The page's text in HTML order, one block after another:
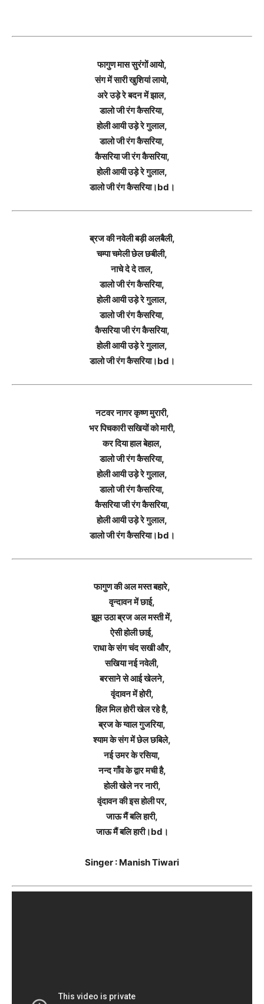
फागुण मास सुरंगों आयो,
संग में सारी खुशियां लायो,
अरे उड़े रे बदन में झाल,
डालो जी रंग कैसरिया,
होली आयी उड़े रे गुलाल,
डालो जी रंग कैसरिया,
कैसरिया जी रंग कैसरिया,
होली आयी उड़े रे गुलाल,
डालो जी रंग कैसरिया।bd।
ब्रज की नवेली बड़ी अलबैली,
चम्पा चमेली छेल छबीली,
नाचे दे दे ताल,
डालो जी रंग कैसरिया,
होली आयी उड़े रे गुलाल,
डालो जी रंग कैसरिया,
कैसरिया जी रंग कैसरिया,
होली आयी उड़े रे गुलाल,
डालो जी रंग कैसरिया।bd।
नटवर नागर कृष्ण मुरारी,
भर पिचकारी सखियों को मारी,
कर दिया हाल बेहाल,
डालो जी रंग कैसरिया,
होली आयी उड़े रे गुलाल,
डालो जी रंग कैसरिया,
कैसरिया जी रंग कैसरिया,
होली आयी उड़े रे गुलाल,
डालो जी रंग कैसरिया।bd।
फागुण की अल मस्त बहारे,
वृन्दावन में छाई,
झूम उठा ब्रज अल मस्ती में,
ऐसी होली छाई,
राधा के संग चंद सखी और,
सखिया नई नवेली,
बरसाने से आई खेलने,
वृंदावन में होरी,
हिल मिल होरी खेल रहे है,
ब्रज के ग्वाल गुजरिया,
श्याम के संग में छेल छबिले,
नई उमर के रसिया,
नन्द गाँव के द्वार मची है,
होली खेले नर नारी,
वृंदावन की इस होली पर,
जाऊ मैं बलि हारी,
जाऊ मैं बलि हारी।bd।
Singer : Manish Tiwari